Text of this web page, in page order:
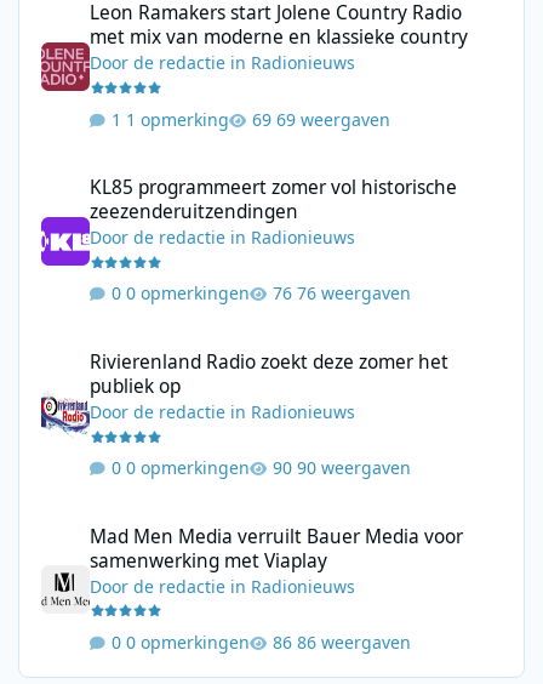
Leon Ramakers start Jolene Country Radio
met mix van moderne en klassieke country
Doorde redactie in Radionieuws
1 opmerking 69 weergaven
KL85 programmeert zomer vol historische
zeezenderuitzendingen
Doorde redactie in Radionieuws
0 opmerkingen 76 weergaven
Rivierenland Radio zoekt deze zomer het
publiek op
Doorde redactie in Radionieuws
0 opmerkingen 90 weergaven
Mad Men Media verruilt Bauer Media voor
samenwerking met Viaplay
Doorde redactie in Radionieuws
0 opmerkingen 86 weergaven